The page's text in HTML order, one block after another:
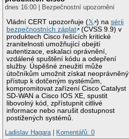
dnes 16:00 | Bezpečnostní upozornění
Vládní CERT upozorňuje (𝕏 ) nasérii
bezpečnostních záplat
(CVSS 9.9) v
produktech Cisco řešících kritické
zranitelnosti umožňující obejití
autentizace, eskalaci oprávnění,
vzdálené spuštění kódu a odepření
služby. Úspěšné zneužití může
útočníkům umožnit získat neoprávněný
přístup k dotčeným systémům,
kompromitovat zařízení Cisco Catalyst
SD-WAN a Cisco IOS XE, spustit
libovolný kód, zpřístupnit citlivé
informace nebo narušit dostupnost
postižených systémů.
Ladislav Hagara| Komentářů: 0